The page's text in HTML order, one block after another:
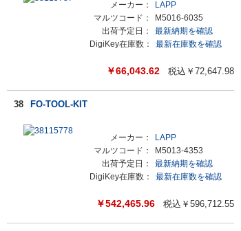
メーカー：
LAPP
マルツコード：
M5016-6035
出荷予定日：
最新納期を確認
DigiKey在庫数：
最新在庫数を確認
￥66,043.62 税込￥ 72,647.98
38 FO-TOOL-KIT
メーカー：
LAPP
マルツコード：
M5013-4353
出荷予定日：
最新納期を確認
DigiKey在庫数：
最新在庫数を確認
￥542,465.96 税込￥ 596,712.55